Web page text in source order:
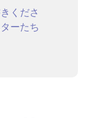
くださ
ーたち